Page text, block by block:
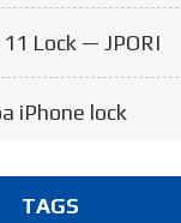
Lock — JPORI
iPhone lock
TAGS